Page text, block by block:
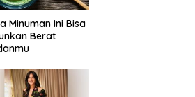
Minuman Ini Bisa
Berat